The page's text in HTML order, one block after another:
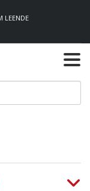
LEENDE